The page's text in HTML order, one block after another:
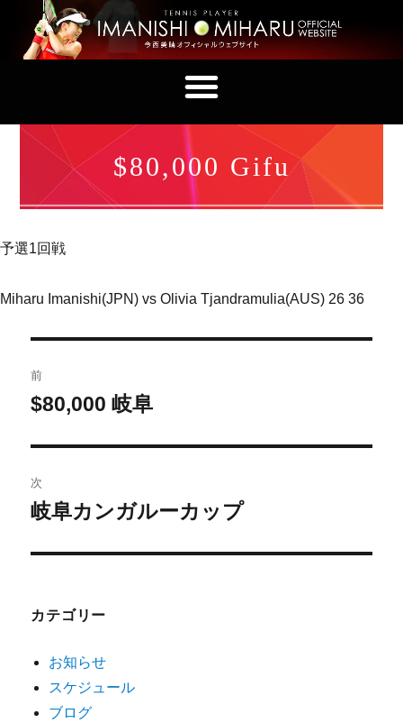
$80,000 Gifu
予選1回戦
Miharu Imanishi(JPN) vs Olivia Tjandramulia(AUS) 26 36
前
$80,000 岐阜
次
岐阜カンガルーカップ
カテゴリー
お知らせ
スケジュール
ブログ